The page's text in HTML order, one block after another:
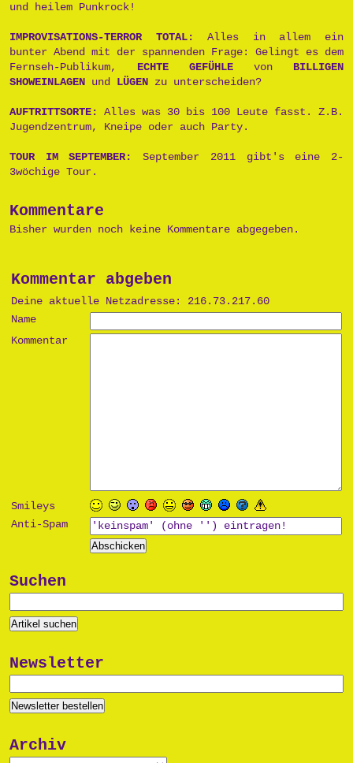
und heilem Punkrock!
IMPROVISATIONS-TERROR TOTAL:
Alles in allem ein
bunter Abend mit der spannenden Frage: Gelingt es dem
Fernseh-Publikum, ECHTE GEFÜHLE von BILLIGEN
SHOWEINLAGEN und LÜGEN zu unterscheiden?
AUFTRITTSORTE:
Alles was 30 bis 100 Leute fasst. Z.B.
Jugendzentrum, Kneipe oder auch Party.
TOUR IM SEPTEMBER:
September 2011 gibt's eine 2-
3wöchige Tour.
Kommentare
Bisher wurden noch keine Kommentare abgegeben.
Kommentar abgeben
Deine aktuelle Netzadresse: 216.73.217.60
Name
Kommentar
Smileys
Anti-Spam
Suchen
Newsletter
Archiv